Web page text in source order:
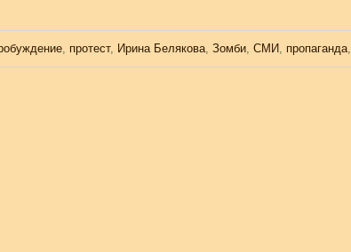
, протест, Ирина Белякова, Зомби, СМИ, пропаганда,